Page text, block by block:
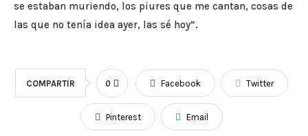
se estaban muriendo, los piures que me cantan, cosas de
las que no tenía idea ayer, las sé hoy”.
COMPARTIR 0 Facebook Twitter
Pinterest Email